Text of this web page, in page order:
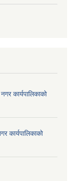
कार्यपालिकाको